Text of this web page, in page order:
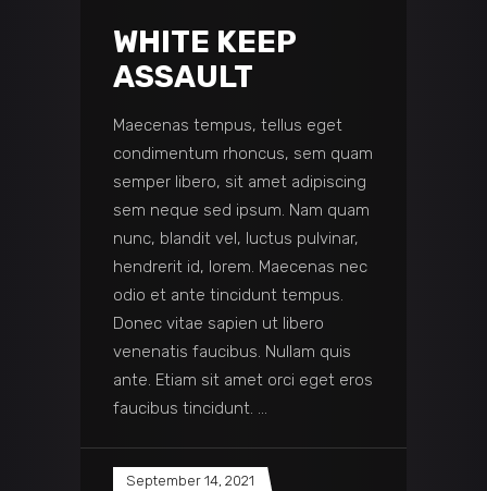
WHITE KEEP
ASSAULT
Maecenas tempus, tellus eget
condimentum rhoncus, sem quam
semper libero, sit amet adipiscing
sem neque sed ipsum. Nam quam
nunc, blandit vel, luctus pulvinar,
hendrerit id, lorem. Maecenas nec
odio et ante tincidunt tempus.
Donec vitae sapien ut libero
venenatis faucibus. Nullam quis
ante. Etiam sit amet orci eget eros
faucibus tincidunt.
September 14, 2021